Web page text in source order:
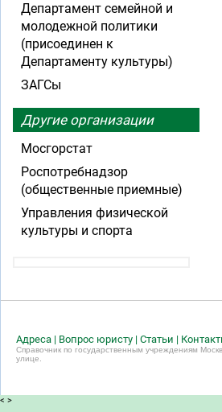
Департамент семейной и
молодежной политики
(присоединен к
Департаменту культуры)
ЗАГСы
Другие организации
Мосгорстат
Роспотребнадзор
(общественные приемные)
Управления физической
культуры и спорта
Адреса | Вопрос юристу | Статьи |
Справочник по государственным учреждениям
улице.
< >